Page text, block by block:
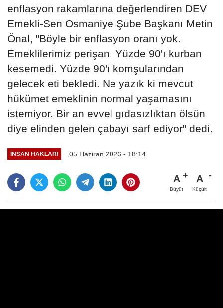
enflasyon rakamlarına değerlendiren DEV
Emekli-Sen Osmaniye Şube Başkanı Metin
Önal, "Böyle bir enflasyon oranı yok.
Emeklilerimiz perişan. Yüzde 90'ı kurban
kesemedi. Yüzde 90'ı komşularından
gelecek eti bekledi. Ne yazık ki mevcut
hükümet emeklinin normal yaşamasını
istemiyor. Bir an evvel gıdasızlıktan ölsün
diye elinden gelen çabayı sarf ediyor" dedi.
İNSAN HAKLARI 05 Haziran 2026 - 18:14
A
Büyüt
A
Küçült